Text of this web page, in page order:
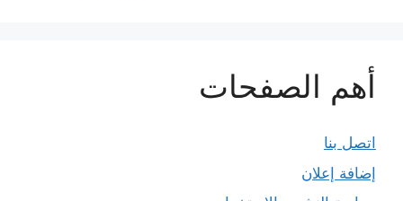
أهم الصفحات
اتصل بنا
إضافة إعلان